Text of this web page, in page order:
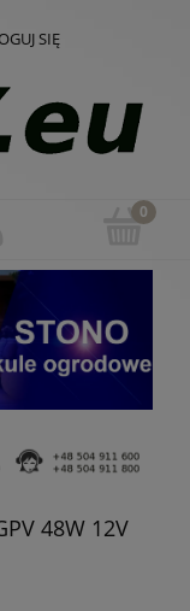
SIĘ
48W 12V